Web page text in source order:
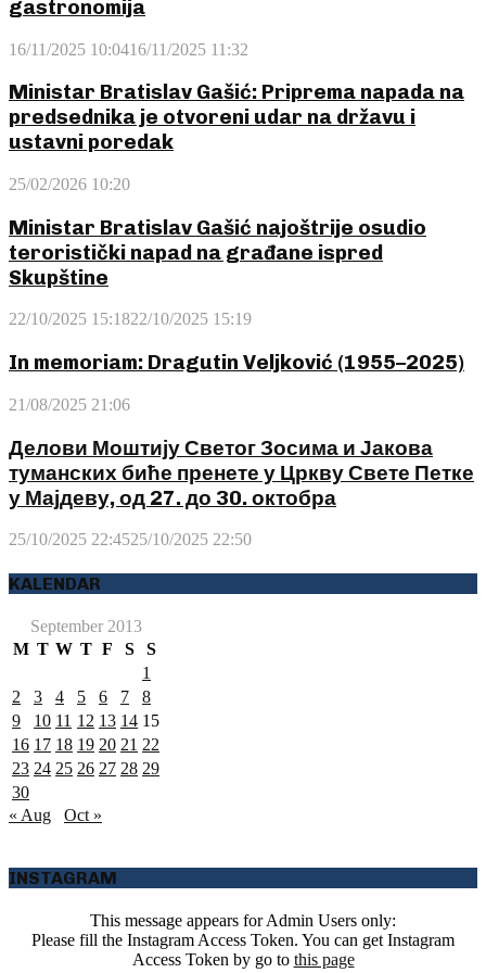
gastronomija
16/11/2025 10:0416/11/2025 11:32
Ministar Bratislav Gašić: Priprema napada na
predsednika je otvoreni udar na državu i
ustavni poredak
25/02/2026 10:20
Ministar Bratislav Gašić najoštrije osudio
teroristički napad na građane ispred
Skupštine
22/10/2025 15:1822/10/2025 15:19
In memoriam: Dragutin Veljković (1955–2025)
21/08/2025 21:06
Делови Моштију Светог Зосима и Јакова
туманских биће пренете у Цркву Свете Петке
у Мајдеву, од 27. до 30. октобра
25/10/2025 22:4525/10/2025 22:50
KALENDAR
September 2013
M T W T F S
S
1
2
3 4 5 6 7
8
9
10 11 12 13 14 15
16 17 18 19 20 21 22
23 24 25 26 27 28 29
30
« Aug
Oct »
INSTAGRAM
This message appears for Admin Users only:
Please fill the Instagram Access Token. You can get Instagram
Access Token by go to this page